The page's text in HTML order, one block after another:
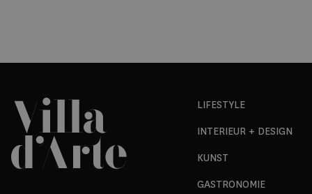
LIFESTYLE
INTERIEUR + DESIGN
KUNST
GASTRONOMIE